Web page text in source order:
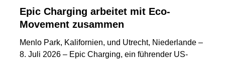
Epic Charging arbeitet mit Eco-
Movement zusammen
Menlo Park, Kalifornien, und Utrecht, Niederlande –
8. Juli 2026 – Epic Charging, ein führender US-